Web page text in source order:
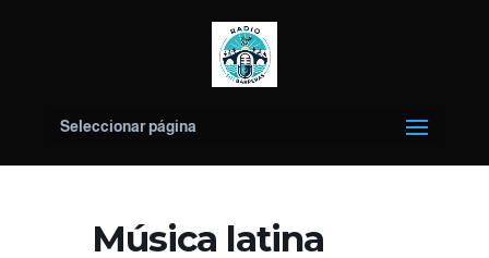
Seleccionar página
Música latina